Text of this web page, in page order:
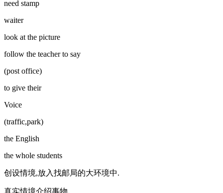
need stamp
waiter
look at the picture
follow the teacher to say
(post office)
to give their
Voice
(traffic,park)
the English
the whole students
创设情境,放入找邮局的大环境中.
真实情境介绍事物.